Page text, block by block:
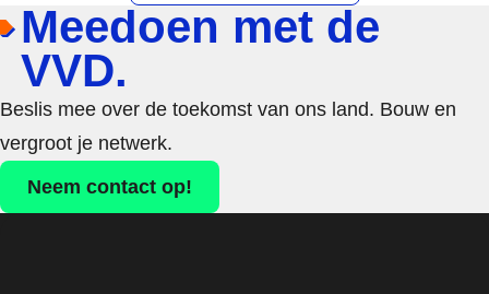
Meedoen met de
VVD.
Beslis mee over de toekomst van ons land. Bouw en
vergroot je netwerk.
Neem contact op!